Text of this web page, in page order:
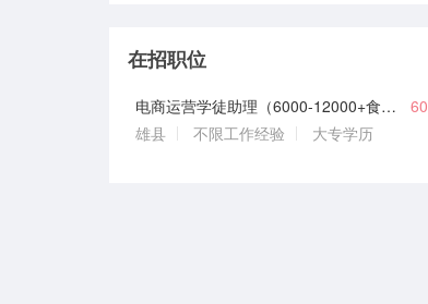
在招职位
电商运营学徒助理（6000-12000+食宿+五险+可双休）
雄县
不限工作经验 大专学历